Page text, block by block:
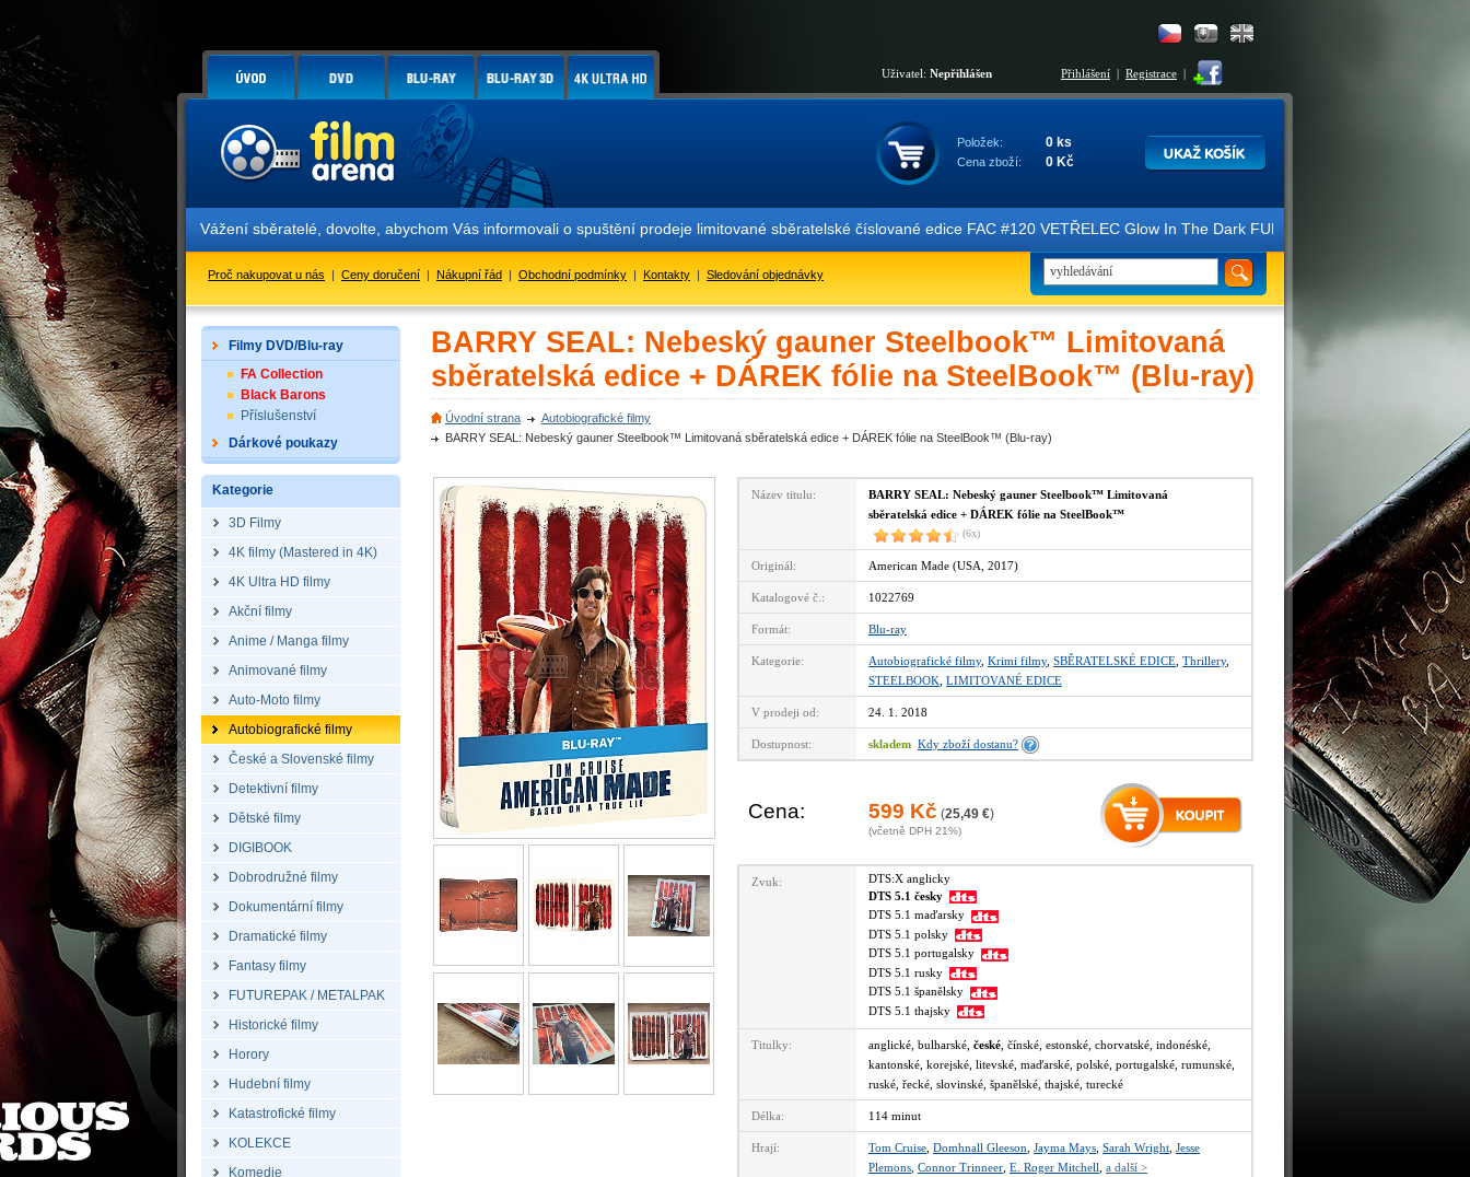
Uživatel: Nepřihlášen Přihlášení | Registrace |
Položek: 0 ks
Cena zboží: 0 Kč
Vážení sběratelé, dovolte, abychom Vás informovali o spuštění prodeje limitované sběratelské číslované edice FAC #120 VETŘELEC Glow In The Dark FULLSLIP XL EDITION #3 4K
Proč nakupovat u nás | Ceny doručení | Nákupní řád | Obchodní podmínky | Kontakty | Sledování objednávky
Filmy DVD/Blu-ray
FA Collection
Black Barons
Příslušenství
Dárkové poukazy
Kategorie
3D Filmy
4K filmy (Mastered in 4K)
4K Ultra HD filmy
Akční filmy
Anime / Manga filmy
Animované filmy
Auto-Moto filmy
Autobiografické filmy
České a Slovenské filmy
Detektivní filmy
Dětské filmy
DIGIBOOK
Dobrodružné filmy
Dokumentární filmy
Dramatické filmy
Fantasy filmy
FUTUREPAK / METALPAK
Historické filmy
Horory
Hudební filmy
Katastrofické filmy
KOLEKCE
Komedie
BARRY SEAL: Nebeský gauner Steelbook™ Limitovaná
sběratelská edice + DÁREK fólie na SteelBook™ (Blu-ray)
Úvodní strana
Autobiografické filmy
BARRY SEAL: Nebeský gauner Steelbook™ Limitovaná sběratelská edice + DÁREK fólie na SteelBook™ (Blu-ray)
Název titulu:
BARRY SEAL: Nebeský gauner Steelbook™ Limitovaná
sběratelská edice + DÁREK fólie na SteelBook™
(6x)
Originál: American Made (USA, 2017)
Katalogové č.: 1022769
Formát: Blu-ray
Kategorie: Autobiografické filmy, Krimi filmy, SBĚRATELSKÉ EDICE Thrillery,
STEELBOOK LIMITOVANÉ EDICE
V prodeji od: 24. 1. 2018
Dostupnost: skladem Kdy zboží dostanu?
Cena: 599 Kč (25,49 €)
(včetně DPH 21%)
Zvuk:
DTS:X anglicky
DTS 5.1 česky
DTS 5.1 maďarsky
DTS 5.1 polsky
DTS 5.1 portugalsky
DTS 5.1 rusky
DTS 5.1 španělsky
DTS 5.1 thajsky
Titulky: anglické, bulharské, české , čínské, estonské, chorvatské, indonéské,
kantonské, korejské, litevské, maďarské, polské, portugalské, rumunské,
ruské, řecké, slovinské, španělské, thajské, turecké
Délka: 114 minut
Hrají: Tom Cruise Domhnall Gleeson Jayma Mays Sarah Wright Jesse
Plemons Connor Trinneer E. Roger Mitchell a další >